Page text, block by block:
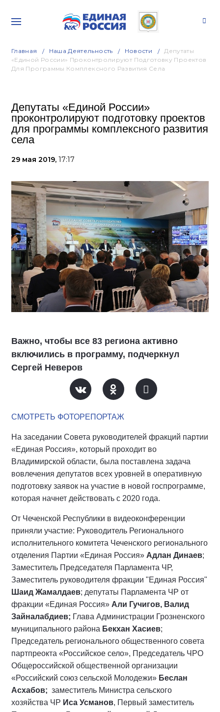
Главная Наша Деятельность Новости
Депутаты
«Единой России» Проконтролируют Подготовку Проектов
Для Программы Комплексного Развития Села
Депутаты «Единой России»
проконтролируют подготовку проектов
для программы комплексного развития
села
29 мая 2019, 17:17
Важно, чтобы все 83 региона активно
включились в программу, подчеркнул
Сергей Неверов
СМОТРЕТЬ ФОТОРЕПОРТАЖ
На заседании Совета руководителей фракций партии
«Единая Россия», который проходит во
Владимирской области, была поставлена задача
вовлечения депутатов всех уровней в оперативную
подготовку заявок на участие в новой госпрограмме,
которая начнет действовать с 2020 года.
От Чеченской Республики в видеоконференции
приняли участие: Руководитель Регионального
исполнительного комитета Чеченского регионального
отделения Партии «Единая Россия» Адлан Динаев;
Заместитель Председателя Парламента ЧР,
Заместитель руководителя фракции "Единая Россия"
Шаид Жамалдаев; депутаты Парламента ЧР от
фракции «Единая Россия» Али Гучигов, Валид
Зайналабдиев; Глава Администрации Грозненского
муниципального района Бекхан Хасиев;
Председатель регионального общественного совета
партпреокта «Российское село», Председатель ЧРО
Общероссийской общественной организации
«Российский союз сельской Молодежи» Беслан
Асхабов; заместитель Министра сельского
хозяйства ЧР Иса Усманов, Первый заместитель